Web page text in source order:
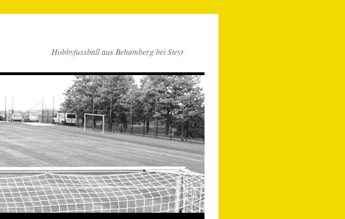
Hobbyfussball aus Behamberg bei Steyr